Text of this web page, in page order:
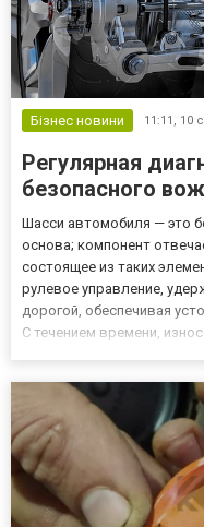
Бізнес новини 11:11, 10
Регулярная
безопасного
Шасси автомобиля — это
основа; компонент
состоящее из таких
рулевое управление,
дорогой, обеспечивая
С течением времени,